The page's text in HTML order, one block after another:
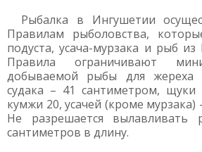
Рыбалка в Ингушетии
Правилам рыболовства,
подуста, усача-мурзака и рыб
Правила ограничивают
добываемой рыбы для жереха
судака – 41 сантиметром, щуки
кумжи 20, усачей (кроме мурзака)
Не разрешается
сантиметров в длину.